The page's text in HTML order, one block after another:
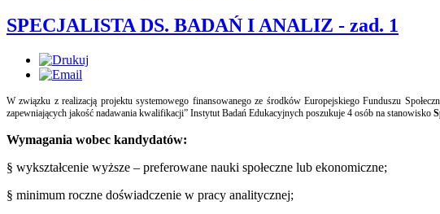
SPECJALISTA DS. BADAŃ I ANALIZ - zad. 1
W związku z realizacją projektu systemowego finansowanego ze środków Europejskiego Funduszu
zapewniających jakość nadawania kwalifikacji” Instytut Badań Edukacyjnych poszukuje 4 osób na stanowisko
Wymagania wobec kandydatów:
§ wykształcenie wyższe – preferowane nauki społeczne lub ekonomiczne;
§ minimum roczne doświadczenie w pracy analitycznej;